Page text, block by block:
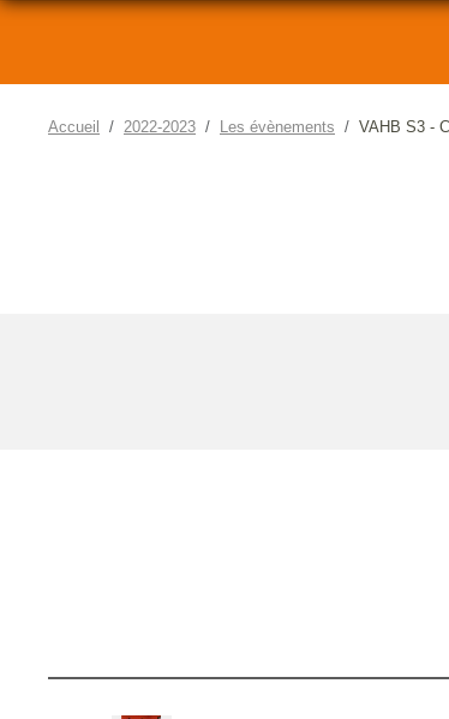
Accueil 2022-2023 Les évènements VAHB S3 -